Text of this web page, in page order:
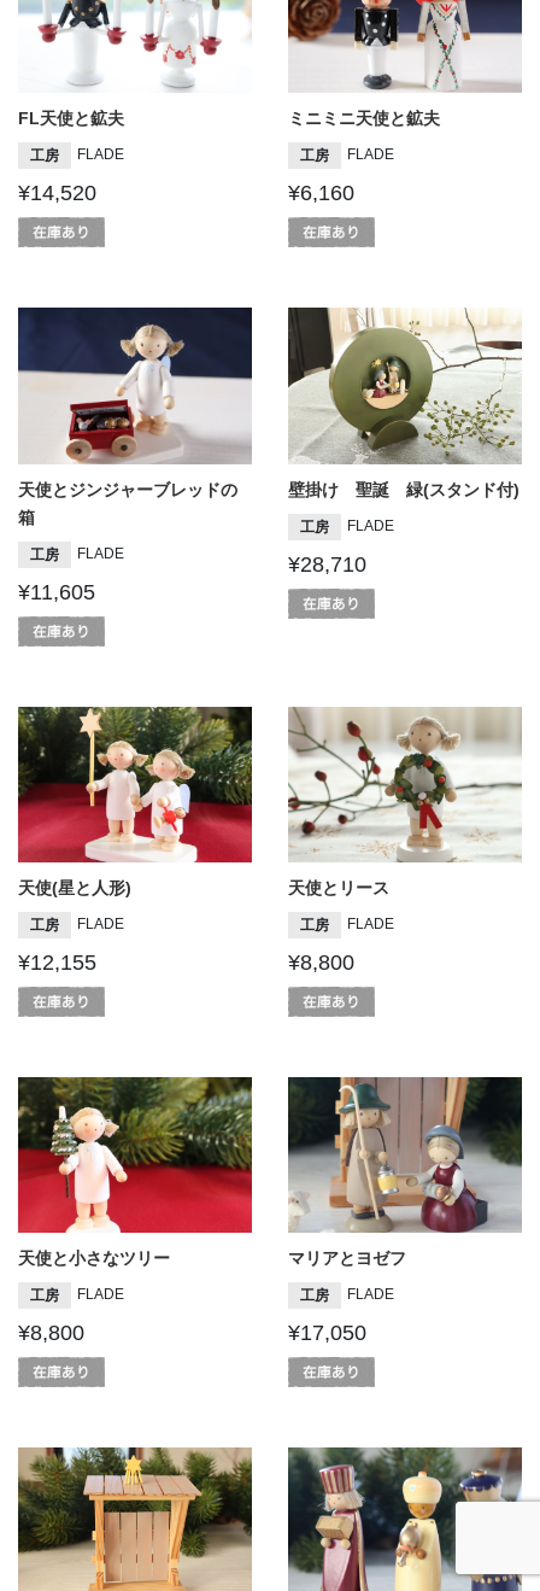
FL天使と鉱夫
工房 FLADE
¥14,520
ミニミニ天使と鉱夫
工房 FLADE
¥6,160
天使とジンジャーブレッドの
箱
工房 FLADE
¥11,605
壁掛け 聖誕 緑(スタンド付)
工房 FLADE
¥28,710
天使(星と人形)
工房 FLADE
¥12,155
天使とリース
工房 FLADE
¥8,800
天使と小さなツリー
工房 FLADE
¥8,800
マリアとヨゼフ
工房 FLADE
¥17,050